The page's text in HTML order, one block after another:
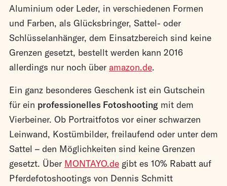
Aluminium oder Leder, in verschiedenen Formen
und Farben, als Glücksbringer, Sattel- oder
Schlüsselanhänger, dem Einsatzbereich sind keine
Grenzen gesetzt, bestellt werden kann 2016
allerdings nur noch über amazon.de.
Ein ganz besonderes Geschenk ist ein Gutschein
für ein professionelles Fotoshooting mit dem
Vierbeiner. Ob Portraitfotos vor einer schwarzen
Leinwand, Kostümbilder, freilaufend oder unter dem
Sattel – den Möglichkeiten sind keine Grenzen
gesetzt. Über MONTAYO.de gibt es 10% Rabatt auf
Pferdefotoshootings von Dennis Schmitt